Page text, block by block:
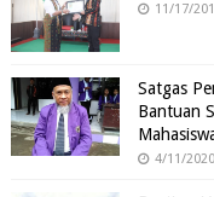
11/17/
Satgas
Bantuan
4/11/2020